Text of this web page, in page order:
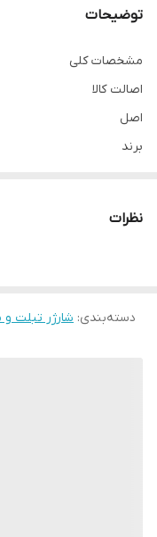
توضیحات
مشخصات کلی
اصالت کالا
اصل
برند
ep-t2510nwegae
نوع درگاه ورودی
نظرات
دسته‌بندی: شارژر تبلت و